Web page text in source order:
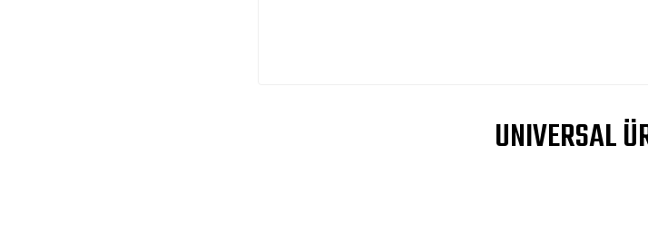
UNIVERSAL